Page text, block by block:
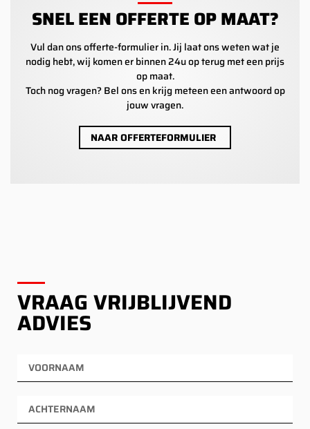
SNEL EEN OFFERTE OP MAAT?
Vul dan ons offerte-formulier in. Jij laat ons weten wat je
nodig hebt, wij komen er binnen 24u op terug met een prijs
op maat.
Toch nog vragen? Bel ons en krijg meteen een antwoord op
jouw vragen.
NAAR OFFERTEFORMULIER
VRAAG VRIJBLIJVEND
ADVIES